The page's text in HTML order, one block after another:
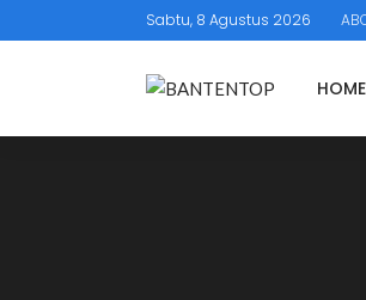
Sabtu, 8 Agustus 2026
HOME